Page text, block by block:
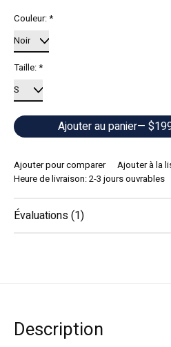
Couleur:*
Taille:*
Ajouter au panier —
Ajouter pour comparer
Ajouter à la
Heure de livraison: 2-3 jours ouvrables
Évaluations (1)
Description